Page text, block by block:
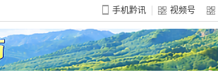
手机黔讯 视频号